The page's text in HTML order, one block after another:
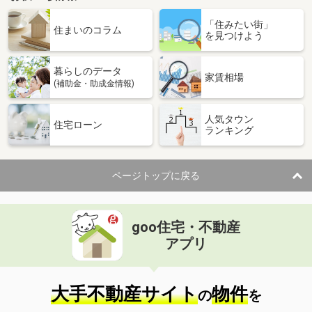
価 格
長野県松本市村井町北２丁目
専有面積 40.07m²
間取り
長野県諏訪市高島４
住 所
長野県諏訪市高島４
専有面積 23.61m²
間取り
1K
長野県小諸市大字森山
価 格
住 所
長野県小諸市大字森山
専有面積 38.83m²
間取り
2K
住まいのコラム
「住みたい街」
を見つけよう
暮らしのデータ
(補助金・助成金情報)
家賃相場
住宅ローン
人気タウン
ランキング
ページトップに戻る
goo住宅・不動産
アプリ
大手不動産サイトの物件を